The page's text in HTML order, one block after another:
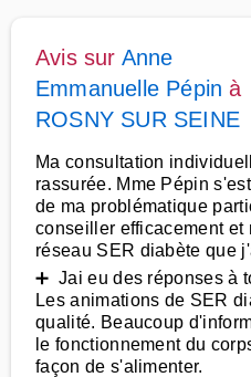
Avis sur Anne
Emmanuelle Pépin à
ROSNY SUR SEINE
Ma consultation
rassurée. Mme Pépin
de ma problématique
conseiller efficacement et
réseau SER diabète que
➕ Jai eu des réponses à
Les animations de SER
qualité. Beaucoup
le fonctionnement du
façon de s'alimenter.